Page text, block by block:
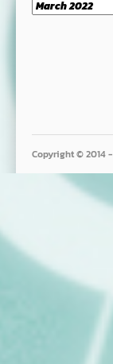
Copyright © 2014